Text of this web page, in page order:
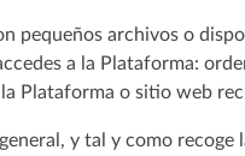
pequeños archivos o
a la Plataforma:
Plataforma o sitio web
y tal y como recoge